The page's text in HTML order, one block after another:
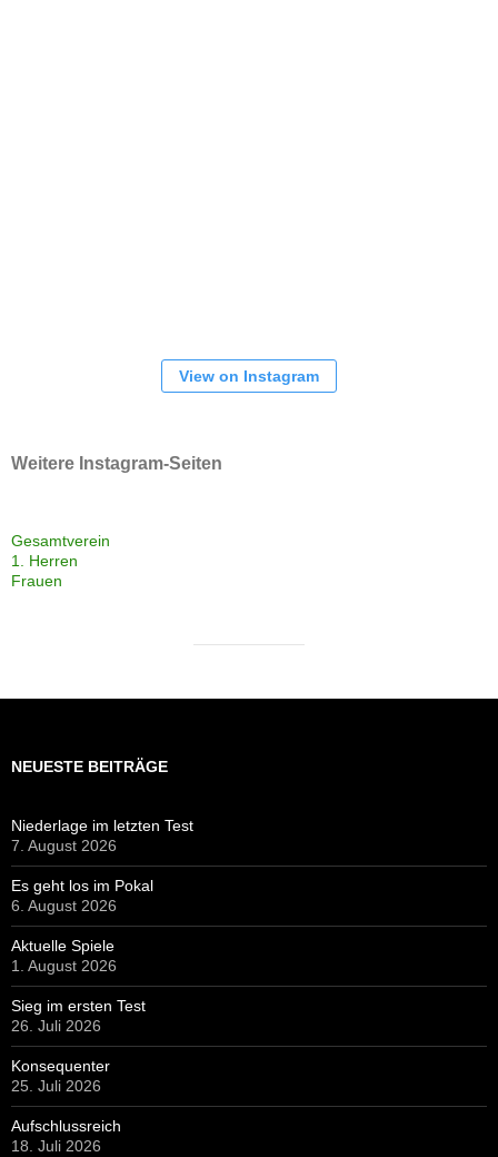
View on Instagram
Weitere Instagram-Seiten
Gesamtverein
1. Herren
Frauen
NEUESTE BEITRÄGE
Niederlage im letzten Test
7. August 2026
Es geht los im Pokal
6. August 2026
Aktuelle Spiele
1. August 2026
Sieg im ersten Test
26. Juli 2026
Konsequenter
25. Juli 2026
Aufschlussreich
18. Juli 2026